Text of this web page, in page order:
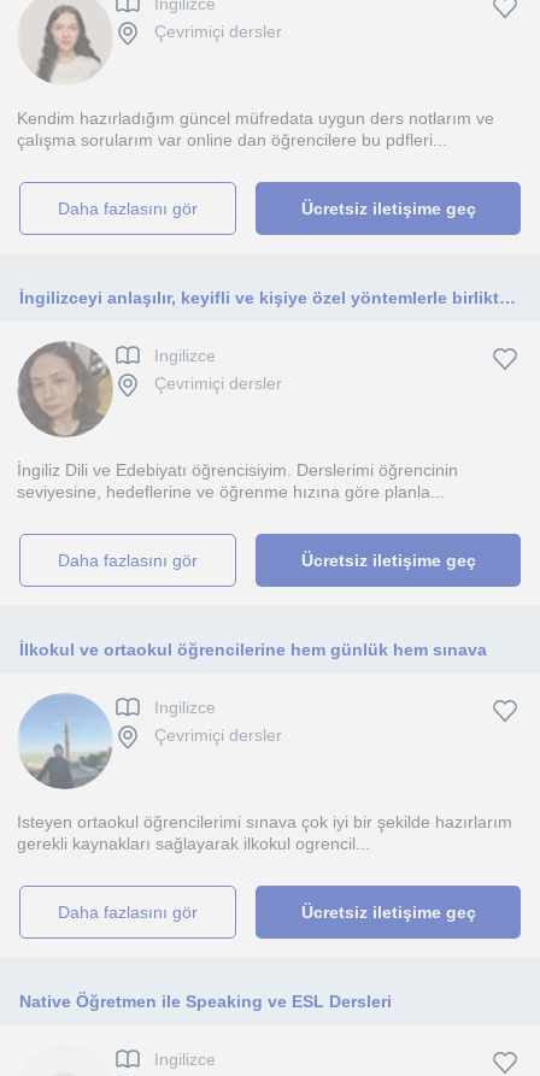
Ingilizce
Çevrimiçi dersler
Kendim hazırladığım güncel müfredata uygun ders notlarım ve
çalışma sorularım var online dan öğrencilere bu pdfleri...
daha fazlasını gör Ücretsiz iletişime geç
İngilizceyi anlaşılır, keyifli ve kişiye özel yöntemlerle birlikte öğrenelim.
Ingilizce
Çevrimiçi dersler
İngiliz Dili ve Edebiyatı öğrencisiyim. Derslerimi öğrencinin
seviyesine, hedeflerine ve öğrenme hızına göre planla...
daha fazlasını gör Ücretsiz iletişime geç
İlkokul ve ortaokul öğrencilerine hem günlük hem sınava
Ingilizce
Çevrimiçi dersler
Isteyen ortaokul öğrencilerimi sınava çok iyi bir şekilde hazırlarım
gerekli kaynakları sağlayarak ilkokul ogrencil...
daha fazlasını gör Ücretsiz iletişime geç
Native Öğretmen ile Speaking ve ESL Dersleri
Ingilizce